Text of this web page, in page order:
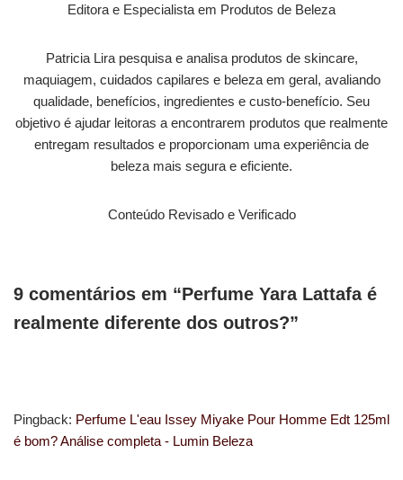
Editora e Especialista em Produtos de Beleza
Patricia Lira pesquisa e analisa produtos de skincare,
maquiagem, cuidados capilares e beleza em geral, avaliando
qualidade, benefícios, ingredientes e custo-benefício. Seu
objetivo é ajudar leitoras a encontrarem produtos que realmente
entregam resultados e proporcionam uma experiência de
beleza mais segura e eficiente.
Conteúdo Revisado e Verificado
9 comentários em “Perfume Yara Lattafa é
realmente diferente dos outros?”
Pingback: Perfume L'eau Issey Miyake Pour Homme Edt 125ml
é bom? Análise completa - Lumin Beleza